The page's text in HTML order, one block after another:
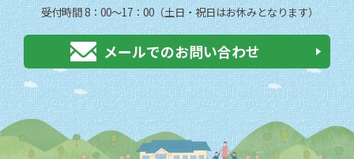
受付時間 8：00〜17：00（土日・祝日はお休みとなります）
メールでのお問い合わせ